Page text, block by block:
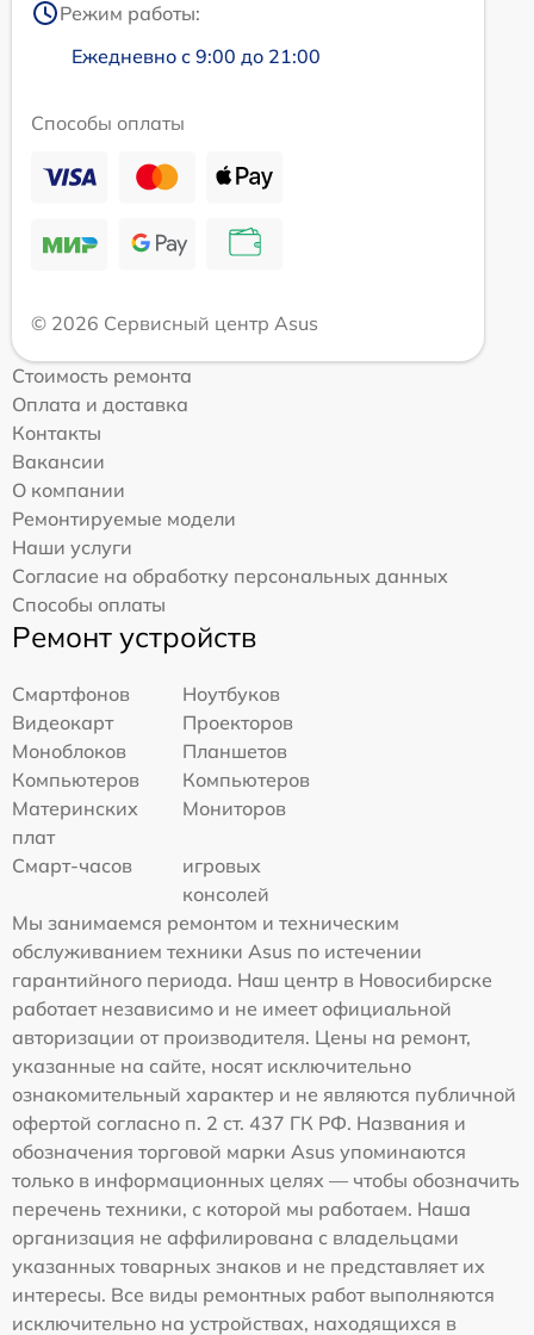
Режим работы:
Ежедневно с 9:00 до 21:00
Способы оплаты
© 2026 Сервисный центр Asus
Стоимость ремонта
Оплата и доставка
Контакты
Вакансии
О компании
Ремонтируемые модели
Наши услуги
Согласие на обработку персональных данных
Способы оплаты
Ремонт устройств
Смартфонов
Ноутбуков
Видеокарт
Проекторов
Моноблоков
Планшетов
Компьютеров
Компьютеров
Материнских
плат
Мониторов
Смарт-часов
игровых
консолей
Мы занимаемся ремонтом и техническим
обслуживанием техники Asus по истечении
гарантийного периода. Наш центр в Новосибирске
работает независимо и не имеет официальной
авторизации от производителя. Цены на ремонт,
указанные на сайте, носят исключительно
ознакомительный характер и не являются публичной
офертой согласно п. 2 ст. 437 ГК РФ. Названия и
обозначения торговой марки Asus упоминаются
только в информационных целях — чтобы обозначить
перечень техники, с которой мы работаем. Наша
организация не аффилирована с владельцами
указанных товарных знаков и не представляет их
интересы. Все виды ремонтных работ выполняются
исключительно на устройствах, находящихся в